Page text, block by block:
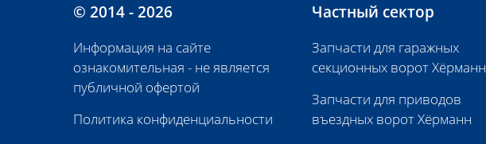
© 2014 - 2026
Информация на сайте
ознакомительная - не является
публичной офертой
Политика конфиденциальности
Частный сектор
Запчасти для гаражных
секционных ворот Хёрманн
Запчасти для приводов
въездных ворот Хёрманн